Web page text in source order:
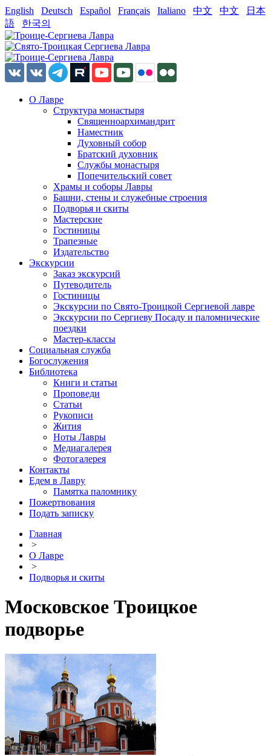
English Deutsch Español Français Italiano 中文 中文
日本
語
한국의
О Лавре
Структура монастыря
Священноархимандрит
Наместник
Духовный собор
Братский духовник
Службы монастыря
Попечительский совет
Храмы и соборы Лавры
Башни, стены и служебные строения
Подворья и скиты
Мастерские
Гостиницы
Трапезные
Издательство
Экскурсии
Заказ экскурсий
Путеводитель
Гостиницы
Экскурсии по Свято-Троицкой Сергиевой лавре
Экскурсии по Сергиеву Посаду и паломнические
поездки
Мастер-классы
Социальная служба
Богослужения
Библиотека
Книги и статьи
Проповеди
Статьи
Рукописи
Жития
Ноты Лавры
Медиагалерея
Фотогалерея
Контакты
Едем в Лавру
Памятка паломнику
Пожертвования
Подать записку
Главная
>
О Лавре
>
Подворья и скиты
Московское Троицкое
подворье